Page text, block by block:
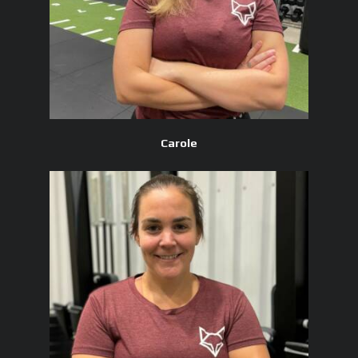
Carole